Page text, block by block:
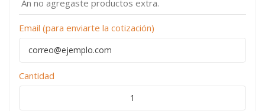
An no agregaste productos extra.
Email (para enviarte la cotización)
Cantidad